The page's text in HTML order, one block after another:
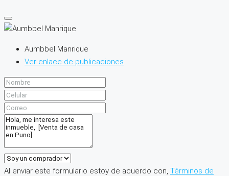
Aumbbel Manrique
Ver enlace de publicaciones
Al enviar este formulario estoy de acuerdo con, Términos de